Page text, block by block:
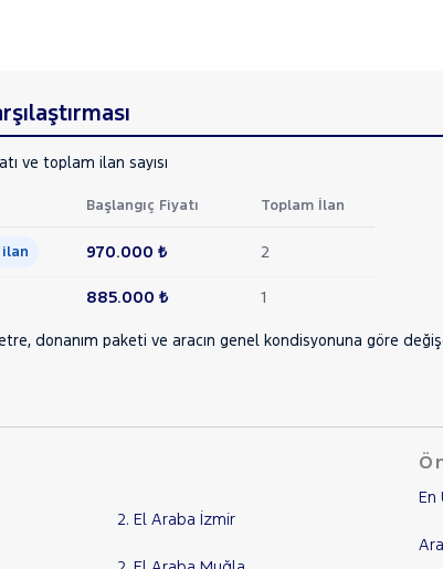
ve toplam ilan sayısı
Başlangıç Fiyatı Toplam İlan
ilan 970.000 ₺ 2
885.000 ₺ 1
donanım paketi ve aracın genel kondisyonuna göre
2. El Araba İzmir
En